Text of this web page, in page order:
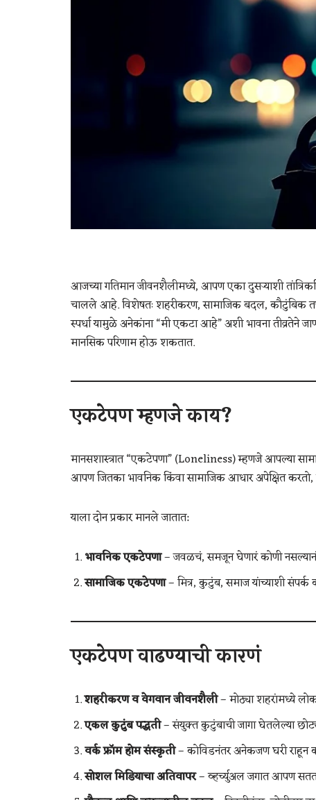
आजच्या गतिमान जीवनशैलीमध्ये, आपण एका दुसऱ्याशी
चालले आहे. विशेषतः शहरीकरण, सामाजिक बदल, कौटुंबिक
स्पर्धा यामुळे अनेकांना “मी एकटा आहे” अशी भावना तीव्रतेने
मानसिक परिणाम होऊ शकतात.
एकटेपण म्हणजे काय?
मानसशास्त्रात “एकटेपणा” (Loneliness) म्हणजे आपल्या
आपण जितका भावनिक किंवा सामाजिक आधार अपेक्षित
याला दोन प्रकार मानले जातात:
भावनिक एकटेपणा– जवळचं, समजून घेणारं कोणी
सामाजिक एकटेपणा– मित्र, कुटुंब, समाज यांच्याशी संपर्क
एकटेपण वाढण्याची कारणं
शहरीकरण व वेगवान जीवनशैली– मोठ्या शहरांमध्ये
एकल कुटुंब पद्धती– संयुक्त कुटुंबाची जागा घेतलेल्या
वर्क फ्रॉम होम संस्कृती– कोविडनंतर अनेकजण घरी राहून
सोशल मिडियाचा अतिवापर– व्हर्च्युअल जगात आपण